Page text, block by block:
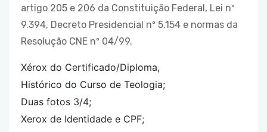
artigo 205 e 206 da Constituição Federal, Lei nº
9.394, Decreto Presidencial nº 5.154 e normas da
Resolução CNE nº 04/99.
Xérox do Certificado/Diploma,
Histórico do Curso de Teologia;
Duas fotos 3/4;
Xerox de Identidade e CPF;